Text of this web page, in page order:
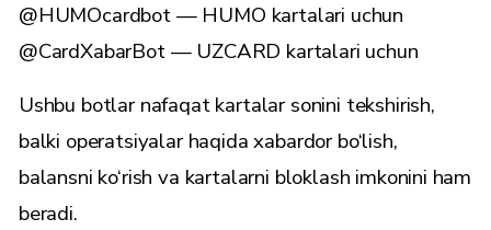
@HUMOcardbot— HUMO kartalari uchun
@CardXabarBot— UZCARD kartalari uchun
Ushbu botlar nafaqat kartalar sonini tekshirish,
balki operatsiyalar haqida xabardor bo‘lish,
balansni ko‘rish va kartalarni bloklash imkonini ham
beradi.